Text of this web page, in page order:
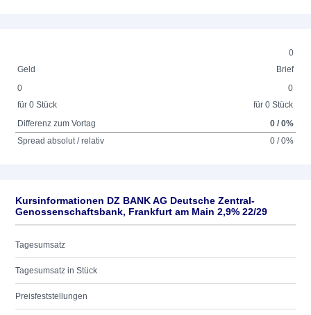
0
Geld
Brief
0
für 0 Stück
0
für 0 Stück
Differenz zum Vortag
0 / 0%
Spread absolut / relativ
0 / 0%
Kursinformationen DZ BANK AG Deutsche Zentral-
Genossenschaftsbank, Frankfurt am Main 2,9% 22/29
Tagesumsatz
Tagesumsatz in Stück
Preisfeststellungen